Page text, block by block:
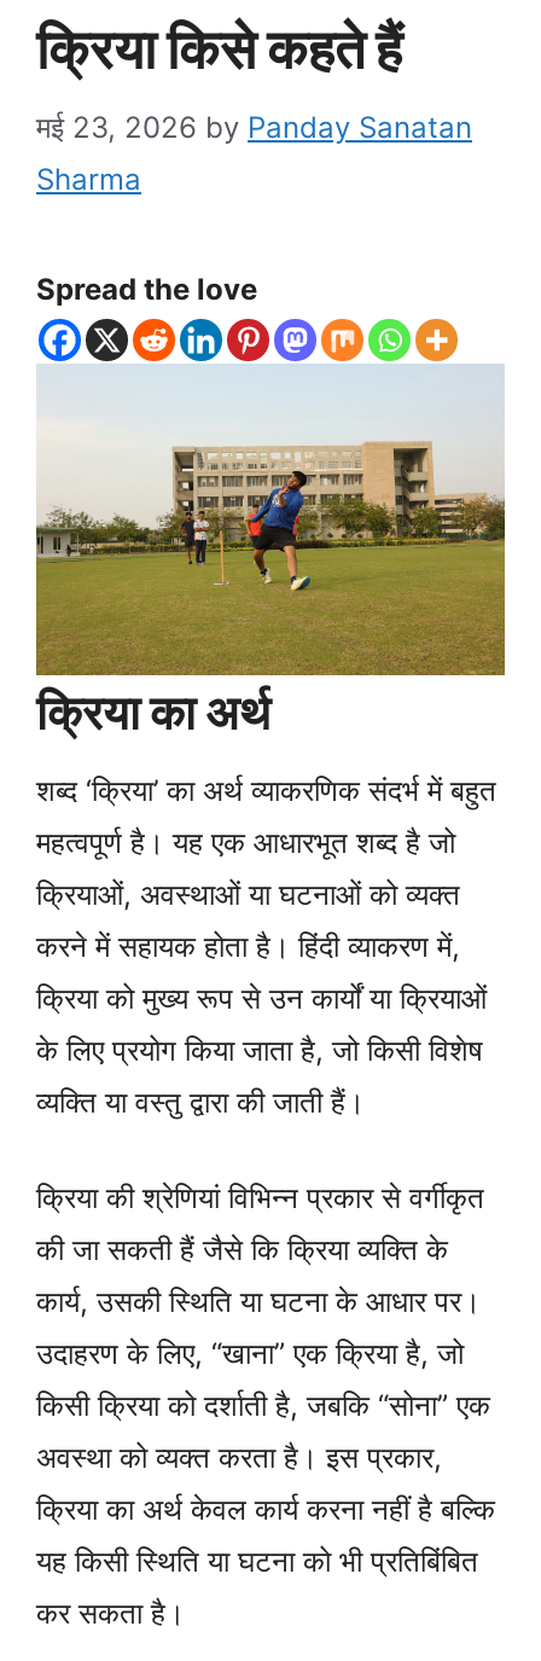
क्रिया किसे कहते हैं
मई 23, 2026 by Panday Sanatan
Sharma
Spread the love
क्रिया का अर्थ
शब्द ‘क्रिया’ का अर्थ व्याकरणिक संदर्भ में बहुत
महत्वपूर्ण है। यह एक आधारभूत शब्द है जो
क्रियाओं, अवस्थाओं या घटनाओं को व्यक्त
करने में सहायक होता है। हिंदी व्याकरण में,
क्रिया को मुख्य रूप से उन कार्यों या क्रियाओं
के लिए प्रयोग किया जाता है, जो किसी विशेष
व्यक्ति या वस्तु द्वारा की जाती हैं।
क्रिया की श्रेणियां विभिन्न प्रकार से वर्गीकृत
की जा सकती हैं जैसे कि क्रिया व्यक्ति के
कार्य, उसकी स्थिति या घटना के आधार पर।
उदाहरण के लिए, “खाना” एक क्रिया है, जो
किसी क्रिया को दर्शाती है, जबकि “सोना” एक
अवस्था को व्यक्त करता है। इस प्रकार,
क्रिया का अर्थ केवल कार्य करना नहीं है बल्कि
यह किसी स्थिति या घटना को भी प्रतिबिंबित
कर सकता है।